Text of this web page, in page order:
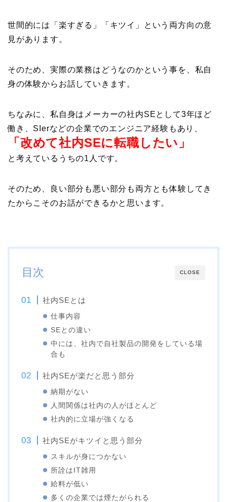
世間的には「楽すぎる」「キツイ」という両方向の意
見があります。
そのため、実際の業務はどうなのかという事を、私自
身の体験からお話していきます。
ちなみに、私自身はメーカーの社内SEとして3年ほど
働き、SIerなどの企業でのエンジニア経験もあり、
「改めて社内SEに転職したい」
と考えているうちの1人です。
そのため、良い部分も悪い部分も両方とも体験してき
たからこそのお話ができるかと思います。
CLOSE
目次
社内SEとは
仕事内容
SEとの違い
中には、社内で自社製品の開発をしている場
合も
社内SEが楽だと思う部分
納期がない
人間関係は社内の人がほとんど
社内的に立場が強くなる
社内SEがキツイと思う部分
スキルが身につかない
所詮はIT雑用
給料が低い
多くの企業では煙たがられる